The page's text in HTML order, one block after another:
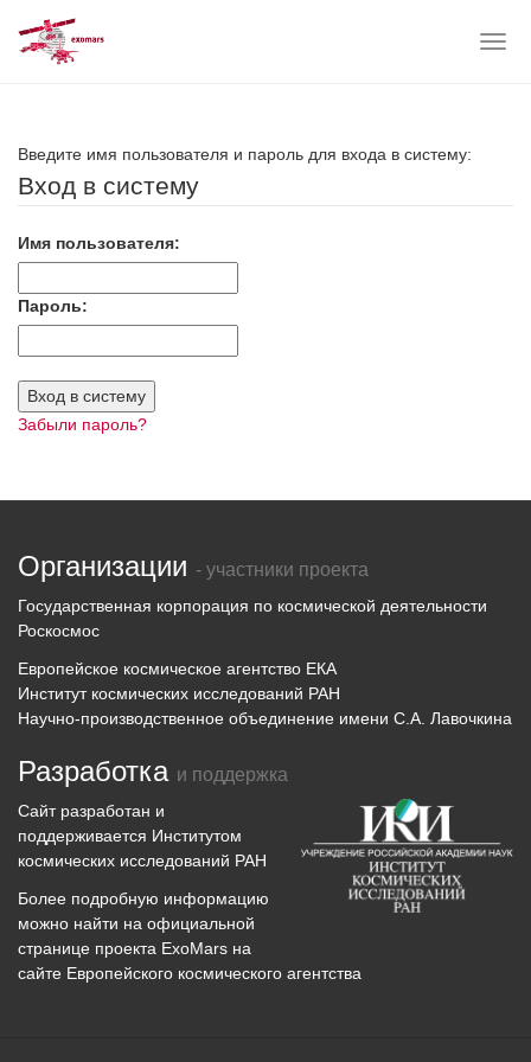
content
Введите имя пользователя и пароль для входа в систему:
Вход в систему
Имя пользователя:
Пароль:
Забыли пароль?
Организации - участники проекта
Государственная корпорация по космической деятельности
Роскосмос
Европейское космическое агентство ЕКА
Институт космических исследований РАН
Научно-производственное объединение имени С.А. Лавочкина
Разработка и поддержка
Сайт разработан и
поддерживается Институтом
космических исследований РАН
Более подробную информацию
можно найти на официальной
странице проекта ExoMars на
сайте Европейского космического агентства